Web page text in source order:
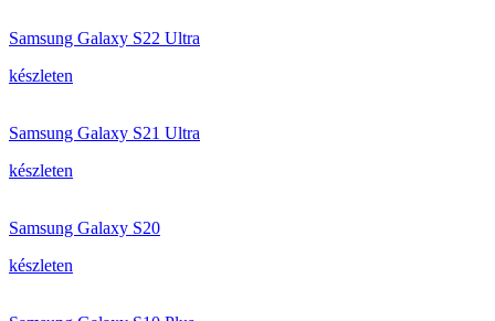
Samsung Galaxy S22 Ultra
készleten
Samsung Galaxy S21 Ultra
készleten
Samsung Galaxy S20
készleten